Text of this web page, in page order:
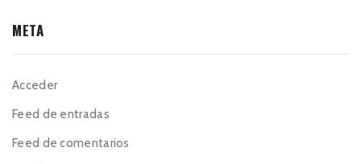
META
Acceder
Feed de entradas
Feed de comentarios